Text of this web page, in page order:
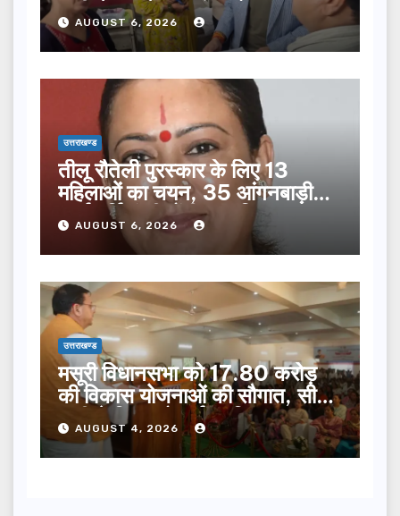
सूची से न छूटे…
AUGUST 6, 2026
उत्तराखण्ड
तीलू रौतेली पुरस्कार के लिए 13
महिलाओं का चयन, 35 आंगनबाड़ी
कार्यकर्तियां भी होंगी सम्मानित…
AUGUST 6, 2026
उत्तराखण्ड
मसूरी विधानसभा को 17.80 करोड़
की विकास योजनाओं की सौगात, सीएम
धामी ने किया लोकार्पण-शिलान्यास.
AUGUST 4, 2026